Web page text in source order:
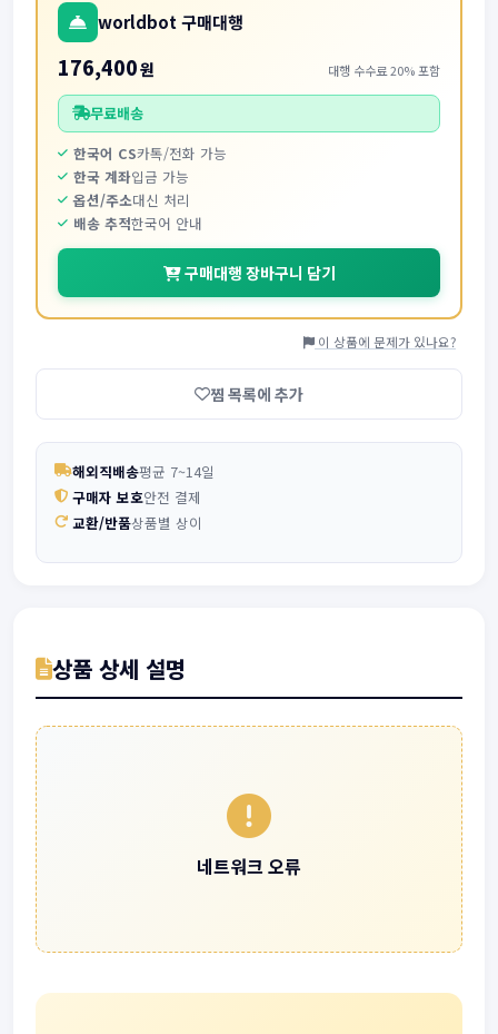
worldbot 구매대행
176,400원 대행 수수료 20% 포함
무료배송
한국어 CS카톡/전화 가능
한국 계좌입금 가능
옵션/주소대신 처리
배송 추적한국어 안내
구매대행 장바구니 담기
이 상품에 문제가 있나요?
찜 목록에 추가
해외직배송평균 7~14일
구매자 보호안전 결제
교환/반품상품별 상이
상품 상세 설명
네트워크 오류